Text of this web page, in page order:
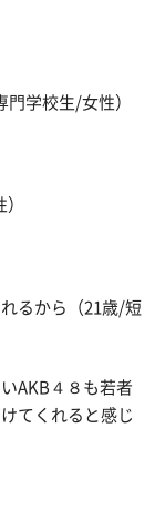
門学校生/女性）
るから（21歳/短
AKB４８も若者
てくれると感じ